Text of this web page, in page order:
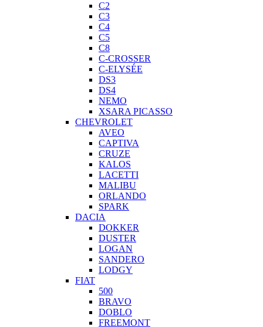
C2
C3
C4
C5
C8
C-CROSSER
C-ELYSÉE
DS3
DS4
NEMO
XSARA PICASSO
CHEVROLET
AVEO
CAPTIVA
CRUZE
KALOS
LACETTI
MALIBU
ORLANDO
SPARK
DACIA
DOKKER
DUSTER
LOGAN
SANDERO
LODGY
FIAT
500
BRAVO
DOBLO
FREEMONT